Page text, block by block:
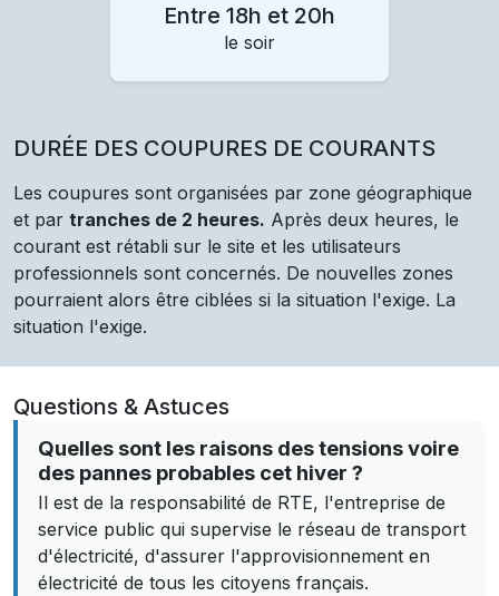
Entre 18h et 20h
le soir
DURÉE DES COUPURES DE COURANTS
Les coupures sont organisées par zone géographique
et par tranches de 2 heures. Après deux heures, le
courant est rétabli sur le site et les utilisateurs
professionnels sont concernés. De nouvelles zones
pourraient alors être ciblées si la situation l'exige. La
situation l'exige.
Questions & Astuces
Quelles sont les raisons des tensions voire
des pannes probables cet hiver ?
Il est de la responsabilité de RTE, l'entreprise de
service public qui supervise le réseau de transport
d'électricité, d'assurer l'approvisionnement en
électricité de tous les citoyens français.